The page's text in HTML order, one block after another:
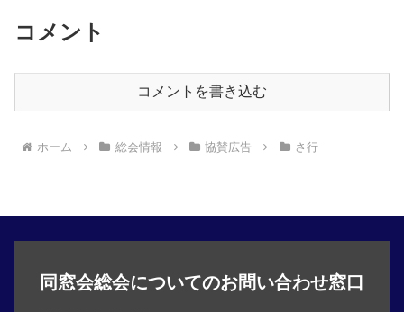
コメント
コメントを書き込む
ホーム 総会情報 協賛広告 さ行
同窓会総会についてのお問い合わせ窓口